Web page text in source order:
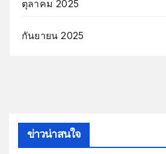
ตุลาคม 2025
กันยายน 2025
ข่าวน่าสนใจ